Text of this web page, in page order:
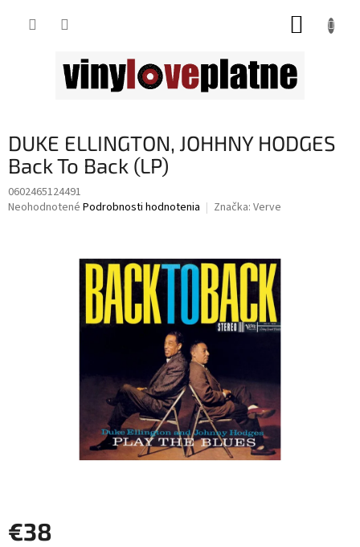
DUKE ELLINGTON, JOHHNY HODGES
Back To Back (LP)
0602465124491
Priemerné
Neohodnotené Podrobnosti hodnotenia Značka: Verve
€38